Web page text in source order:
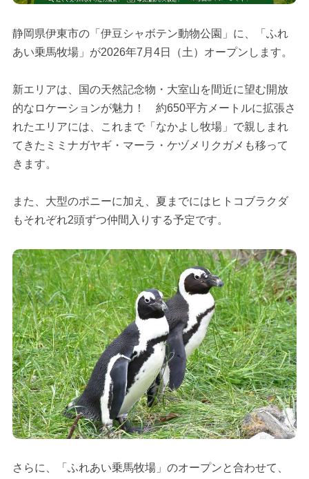
静岡県伊東市の「伊豆シャボテン動物公園」に、「ふれ
あい乗馬牧場」が2026年7月4日（土）オープンします。
新エリアは、国の天然記念物・大室山を間近に望む開放
的なロケーションが魅力！ 約650平方メートルに拡張さ
れたエリアには、これまで「なかよし牧場」で親しまれ
てきたミミナガヤギ・マーラ・ケヅメリクガメも移って
きます。
また、大型のポニーに加え、夏までにはヒトコブラクダ
もそれぞれ2頭ずつ仲間入りする予定です。
さらに、「ふれあい乗馬牧場」のオープンと合わせて、